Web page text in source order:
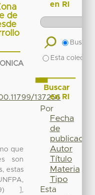
de
137256
que
son
estas
],
en RI
Buscar
Esta
Buscar
en RI
Por
Fecha
de
publicación
Autor
Título
Materia
Tipo
Esta